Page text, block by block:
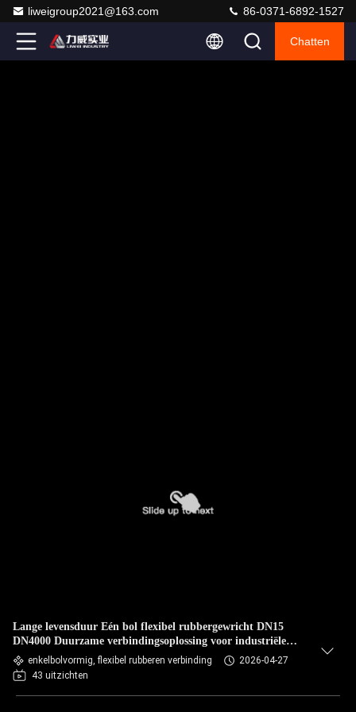
liweigroup2021@163.com 86-0371-6892-1527
Chatten
Lange levensduur Eén bol flexibel rubbergewricht DN15
DN4000 Duurzame verbindingsoplossing voor industriële
toepassingen
enkelbolvormig, flexibel rubberen verbinding
2026-04-27
43 uitzichten